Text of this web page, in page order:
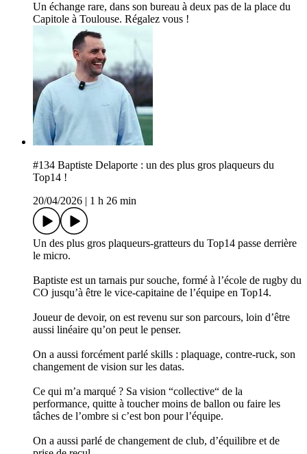
Un échange rare, dans son bureau à deux pas de la place du
Capitole à Toulouse. Régalez vous !
#134 Baptiste Delaporte : un des plus gros plaqueurs du
Top14 !
20/04/2026
1 h 26 min
Un des plus gros plaqueurs-gratteurs du Top14 passe derrière
le micro.
Baptiste est un tarnais pur souche, formé à l’école de rugby du
CO jusqu’à être le vice-capitaine de l’équipe en Top14.
Joueur de devoir, on est revenu sur son parcours, loin d’être
aussi linéaire qu’on peut le penser.
On a aussi forcément parlé skills : plaquage, contre-ruck, son
changement de vision sur les datas.
Ce qui m’a marqué ? Sa vision “collective“ de la
performance, quitte à toucher moins de ballon ou faire les
tâches de l’ombre si c’est bon pour l’équipe.
On a aussi parlé de changement de club, d’équilibre et de